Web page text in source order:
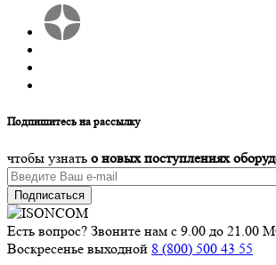
Подпишитесь на рассылку
чтобы узнать о новых поступлениях
Подписаться
Есть вопрос? Звоните нам с 9.00 до
Воскресенье выходной 8 (800) 500 43 55